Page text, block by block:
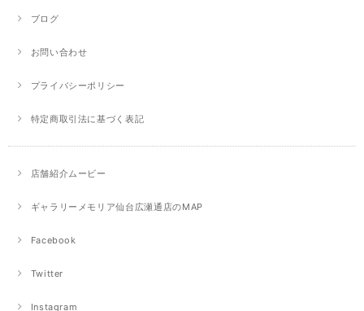
ブログ
お問い合わせ
プライバシーポリシー
特定商取引法に基づく表記
店舗紹介ムービー
ギャラリーメモリア仙台広瀬通店のMAP
Facebook
Twitter
Instagram